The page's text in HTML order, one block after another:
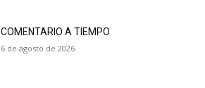
COMENTARIO A TIEMPO
6 de agosto de 2026